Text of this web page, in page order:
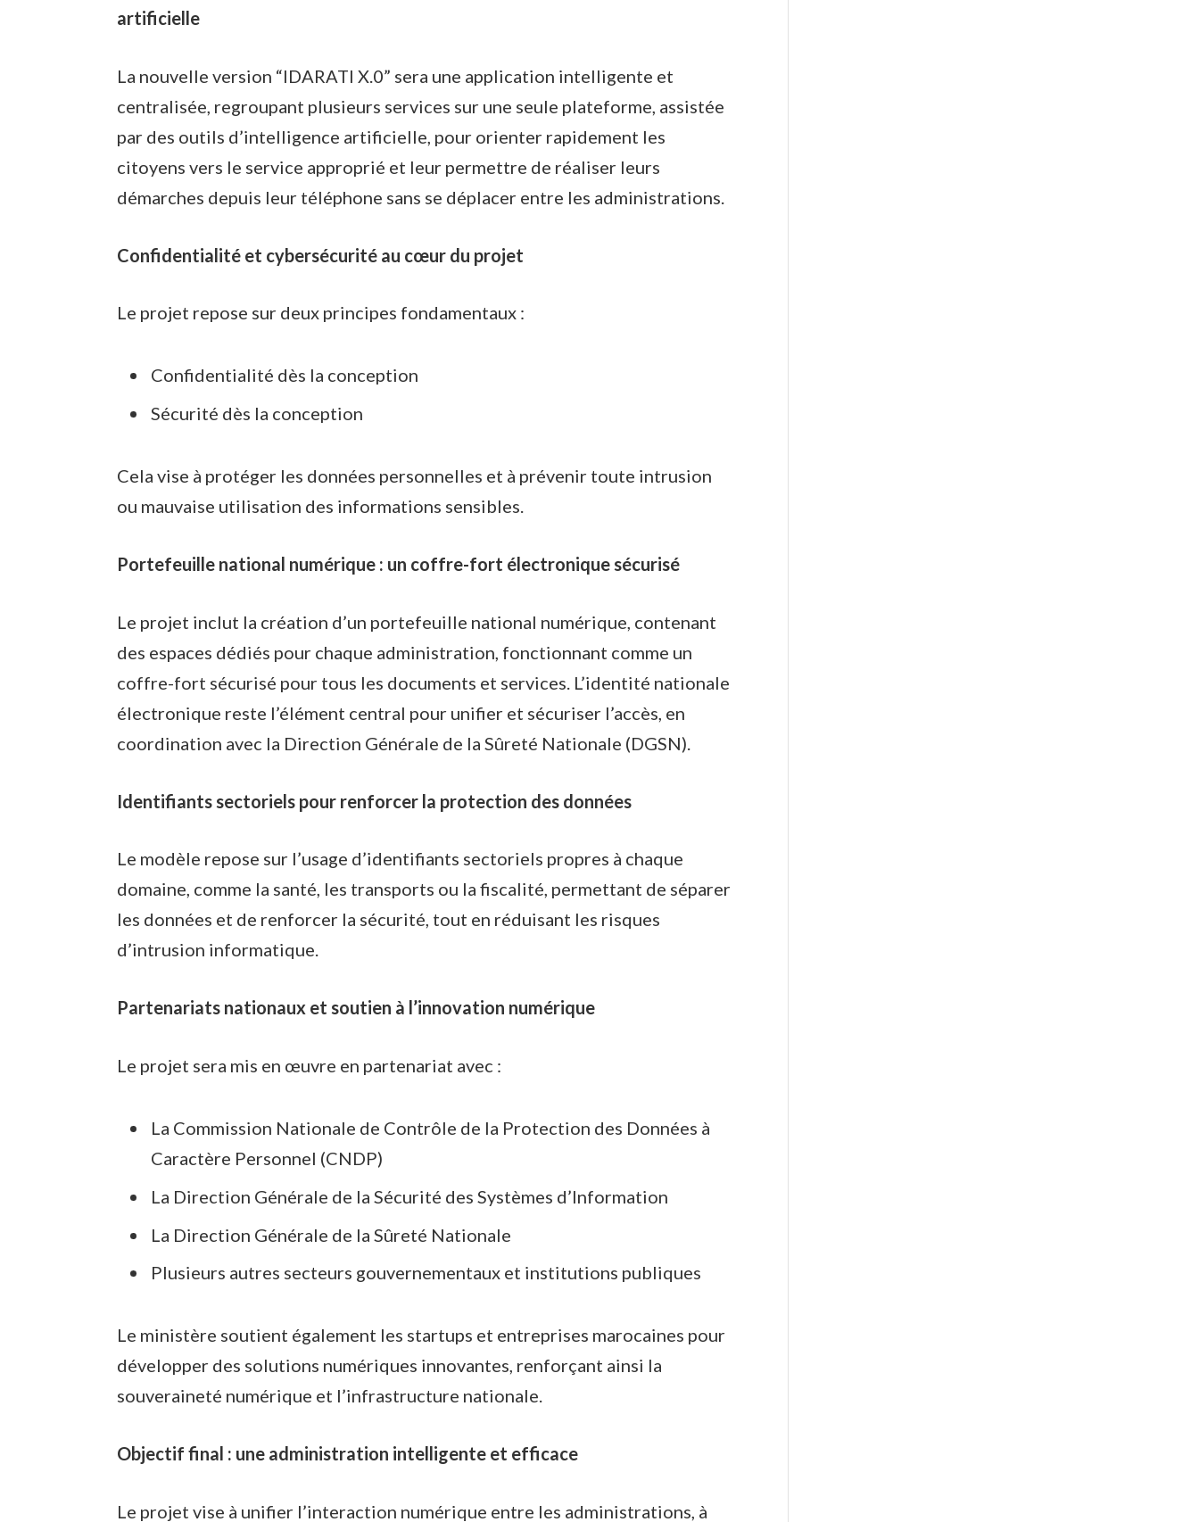
artificielle
La nouvelle version “IDARATI X.0” sera une application intelligente et
centralisée, regroupant plusieurs services sur une seule plateforme, assistée
par des outils d’intelligence artificielle, pour orienter rapidement les
citoyens vers le service approprié et leur permettre de réaliser leurs
démarches depuis leur téléphone sans se déplacer entre les administrations.
Confidentialité et cybersécurité au cœur du projet
Le projet repose sur deux principes fondamentaux :
Confidentialité dès la conception
Sécurité dès la conception
Cela vise à protéger les données personnelles et à prévenir toute intrusion
ou mauvaise utilisation des informations sensibles.
Portefeuille national numérique : un coffre-fort électronique sécurisé
Le projet inclut la création d’un portefeuille national numérique, contenant
des espaces dédiés pour chaque administration, fonctionnant comme un
coffre-fort sécurisé pour tous les documents et services. L’identité nationale
électronique reste l’élément central pour unifier et sécuriser l’accès, en
coordination avec la Direction Générale de la Sûreté Nationale (DGSN).
Identifiants sectoriels pour renforcer la protection des données
Le modèle repose sur l’usage d’identifiants sectoriels propres à chaque
domaine, comme la santé, les transports ou la fiscalité, permettant de séparer
les données et de renforcer la sécurité, tout en réduisant les risques
d’intrusion informatique.
Partenariats nationaux et soutien à l’innovation numérique
Le projet sera mis en œuvre en partenariat avec :
La Commission Nationale de Contrôle de la Protection des Données à
Caractère Personnel (CNDP)
La Direction Générale de la Sécurité des Systèmes d’Information
La Direction Générale de la Sûreté Nationale
Plusieurs autres secteurs gouvernementaux et institutions publiques
Le ministère soutient également les startups et entreprises marocaines pour
développer des solutions numériques innovantes, renforçant ainsi la
souveraineté numérique et l’infrastructure nationale.
Objectif final : une administration intelligente et efficace
Le projet vise à unifier l’interaction numérique entre les administrations, à